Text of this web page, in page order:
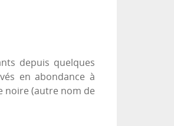
depuis quelques
en abondance à
noire (autre nom de